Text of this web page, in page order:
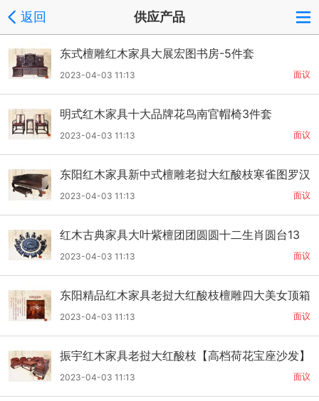
返回 供应产品
东式檀雕红木家具大展宏图书房-5件套
面议
2023-04-03 11:13
明式红木家具十大品牌花鸟南官帽椅3件套
面议
2023-04-03 11:13
东阳红木家具新中式檀雕老挝大红酸枝寒雀图罗汉
床
面议
2023-04-03 11:13
红木古典家具大叶紫檀团团圆圆十二生肖圆台13
件套
面议
2023-04-03 11:13
东阳精品红木家具老挝大红酸枝檀雕四大美女顶箱
柜
面议
2023-04-03 11:13
振宇红木家具老挝大红酸枝【高档荷花宝座沙发】
价格11件套
面议
2023-04-03 11:13